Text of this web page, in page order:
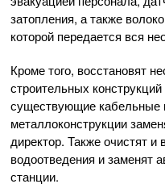
затопления, а также
которой передается вся
Кроме того, восстановят
строительных
существующие кабельные
металлоконструкции
директор. Также очистят и
водоотведения и заменят
станции.